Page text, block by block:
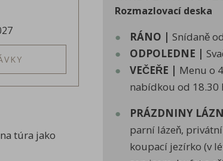
túra jako
Rozmazlovací deska
RÁNO | Snídaně
ODPOLEDNE |
VEČEŘE | Menu o
nabídkou od 18.30
PRÁZDNINY
parní lázeň,
koupací jezírko (v